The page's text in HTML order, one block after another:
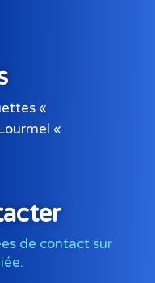
«
«
de contact sur